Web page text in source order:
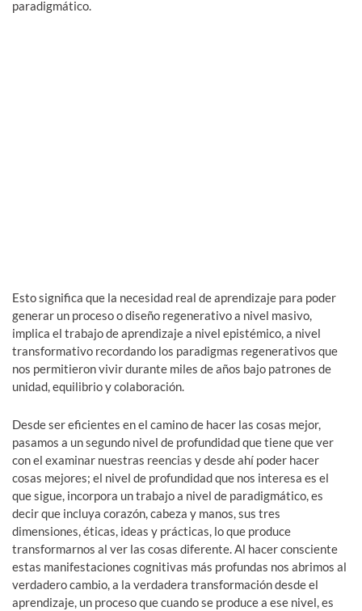
paradigmático.
Esto significa que la necesidad real de aprendizaje para poder
generar un proceso o diseño regenerativo a nivel masivo,
implica el trabajo de aprendizaje a nivel epistémico, a nivel
transformativo recordando los paradigmas regenerativos que
nos permitieron vivir durante miles de años bajo patrones de
unidad, equilibrio y colaboración.
Desde ser eficientes en el camino de hacer las cosas mejor,
pasamos a un segundo nivel de profundidad que tiene que ver
con el examinar nuestras reencias y desde ahí poder hacer
cosas mejores; el nivel de profundidad que nos interesa es el
que sigue, incorpora un trabajo a nivel de paradigmático, es
decir que incluya corazón, cabeza y manos, sus tres
dimensiones, éticas, ideas y prácticas, lo que produce
transformarnos al ver las cosas diferente. Al hacer consciente
estas manifestaciones cognitivas más profundas nos abrimos al
verdadero cambio, a la verdadera transformación desde el
aprendizaje, un proceso que cuando se produce a ese nivel, es